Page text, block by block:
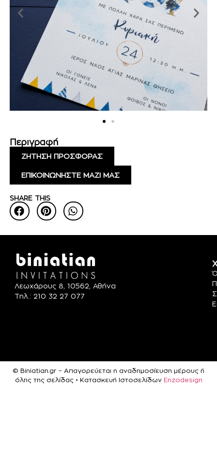
Περιγραφή
ΖΗΤΗΣΗ ΠΡΟΣΦΟΡΑΣ
ΕΠΙΚΟΙΝΩΝΗΣΤΕ ΜΑΖΙ ΜΑΣ
SHARE THIS
Λεωχάρους 8, 10562, Αθήνα
Τηλ.: 210 32 27 077
© Biniatian.gr – Απαγορεύεται η αναδημοσίευση μέρους ή
όλης της σελίδας • Κατασκευή Ιστοσελίδων Enzodesign